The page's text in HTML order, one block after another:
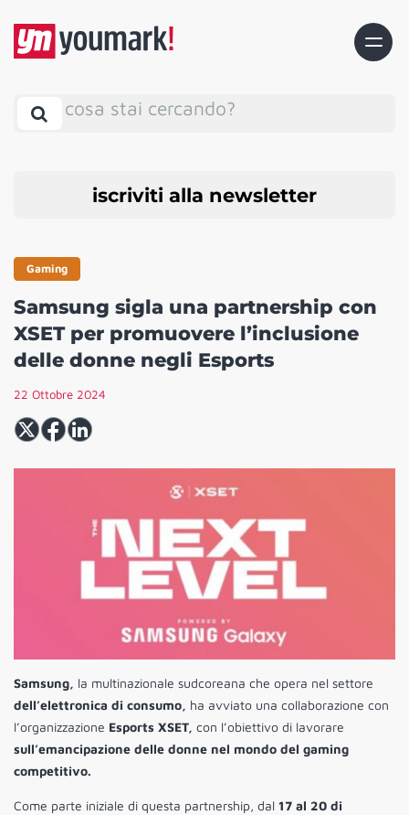
cosa stai cercando?
iscriviti alla newsletter
Gaming
Samsung sigla una partnership con
XSET per promuovere l’inclusione
delle donne negli Esports
22 Ottobre 2024
Samsung, la multinazionale sudcoreana che opera nel settore
dell’elettronica di consumo, ha avviato una collaborazione con
l’organizzazione Esports XSET, con l’obiettivo di lavorare
sull’emancipazione delle donne nel mondo del gaming
competitivo.
Come parte iniziale di questa partnership, dal 17 al 20 di